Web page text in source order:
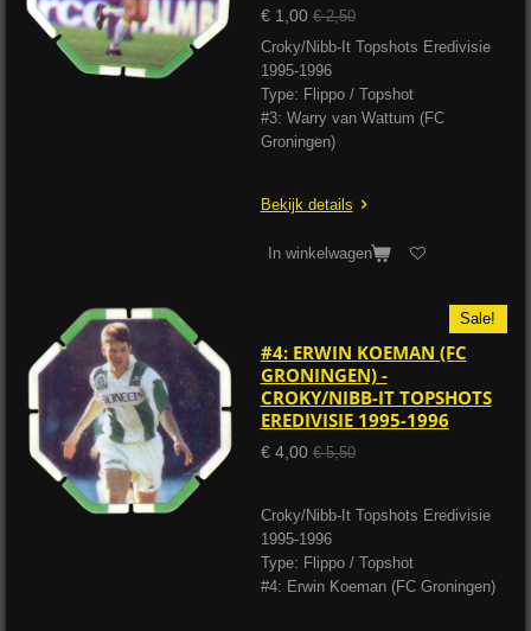
€ 1,00 € 2,50
Croky/Nibb-It Topshots Eredivisie
1995-1996
Type: Flippo / Topshot
#3: Warry van Wattum (FC
Groningen)
Bekijk details
In winkelwagen
Sale!
#4: ERWIN KOEMAN (FC
GRONINGEN) -
CROKY/NIBB-IT TOPSHOTS
EREDIVISIE 1995-1996
€ 4,00 € 5,50
Croky/Nibb-It Topshots Eredivisie
1995-1996
Type: Flippo / Topshot
#4: Erwin Koeman (FC Groningen)